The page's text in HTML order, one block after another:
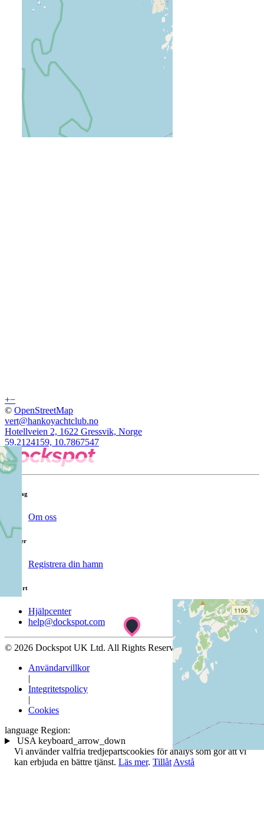
+−
© OpenStreetMap
vert@hankoyachtclub.no
Hotellveien 2, 1622 Gressvik, Norge
59.2124159, 10.7867547
Företag
Om oss
Kunder
Registrera din hamn
Support
Hjälpcenter
help@dockspot.com
© 2026 Dockspot UK Ltd. All Rights Reserved.
Användarvillkor
|
Integritetspolicy
|
Cookies
language Region:
USA keyboard_arrow_down
Vi använder valfria tredjepartscookies för analys som gör att vi
kan erbjuda en bättre tjänst. Läs mer. Tillåt Avstå